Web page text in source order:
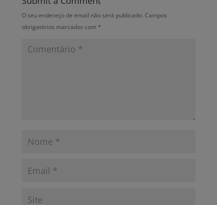
O seu endereço de email não será publicado. Campos
obrigatórios marcados com *